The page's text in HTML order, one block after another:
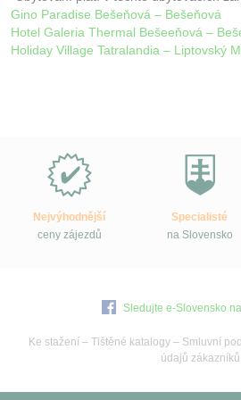
Gino Paradise Bešeňová – Bešeňová
Hotel Galeria Thermal Bešeeňová –
Holiday Village Tatralandia – Liptovský
Slovensko.cz?
Nejvýhodnější
ceny zájezdů
Specialisté
na Slovensko
Sledujte e-Slovensko
Ke stažení – Tištěné katalogy– Smluvní
údajů zákazníků